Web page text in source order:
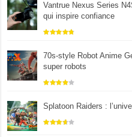
Vantrue Nexus Series
qui inspire confiance
70s-style Robot Anime
super robots
Splatoon Raiders :